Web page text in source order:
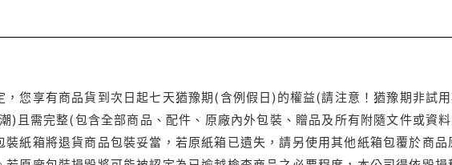
，您享有商品貨到次日起七天猶豫期(含例假日)的權益(請注意！猶豫期非試
)且需完整(包含全部商品、配件、原廠內外包裝、贈品及所有附隨文件或資
裝紙箱將退貨商品包裝妥當，若原紙箱已遺失，請另使用其他紙箱包覆於商